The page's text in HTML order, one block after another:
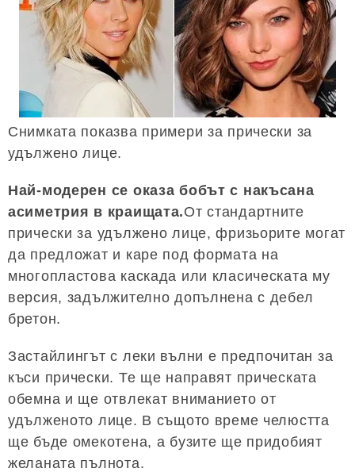
Снимката показва примери за прически за
удължено лице.
Най-модерен се оказа бобът с накъсана
асиметрия в краищата.От стандартните
прически за удължено лице, фризьорите могат
да предложат и каре под формата на
многопластова каскада или класическата му
версия, задължително допълнена с дебел
бретон.
Застайлингът с леки вълни е предпочитан за
къси прически. Те ще направят прическата
обемна и ще отвлекат вниманието от
удълженото лице. В същото време челюстта
ще бъде омекотена, а бузите ще придобият
желаната пълнота.